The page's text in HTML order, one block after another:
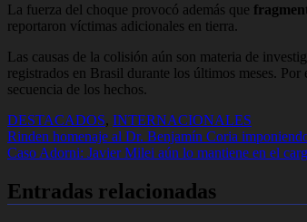
La fuerza del choque provocó además que
reportaron víctimas adicionales en tierra.
Las causas de la colisión aún son materia de
registrados en Brasil durante los últimos meses.
secuencia de los hechos.
DESTACADOS, INTERNACIONALES
Navegación
de
entradas
Rinden homenaje al Dr. Benjamín Coria
Caso Adorni: Javier Milei aún lo mantiene en el
Entradas relacionadas